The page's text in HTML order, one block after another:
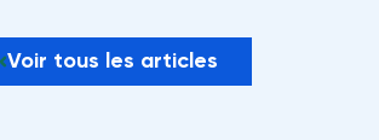
Voir tous les articles